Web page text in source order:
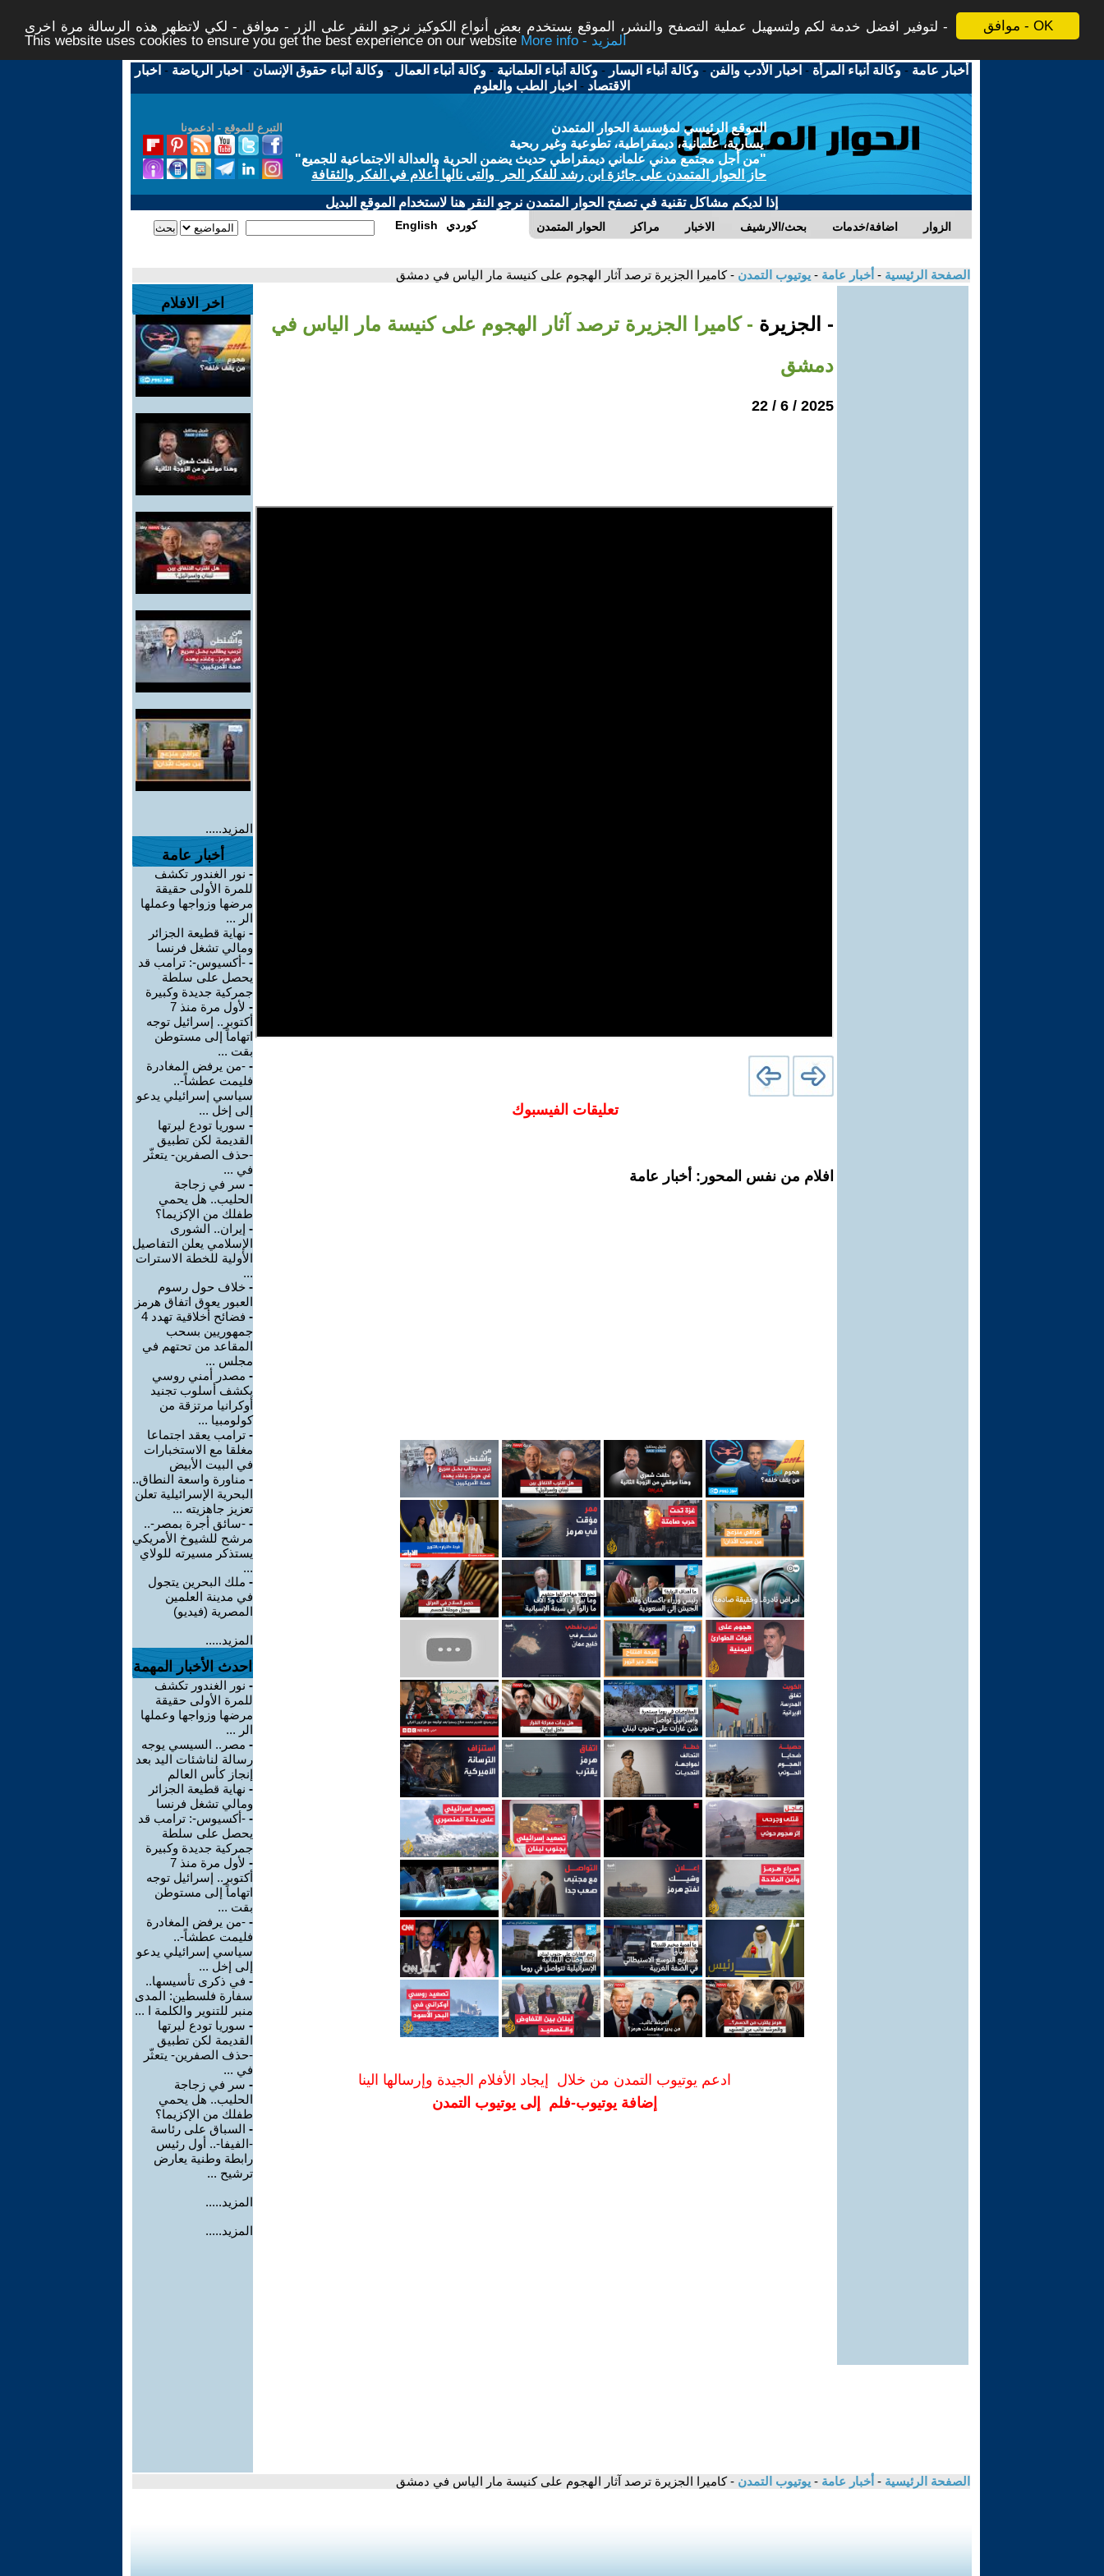
موافق - OK
لتوفير افضل خدمة لكم ولتسهيل عملية التصفح والنشر، الموقع يستخدم بعض أنواع الكوكيز نرجو النقر على الزر - موافق - لكي لاتظهر هذه الرسالة مرة اخرى -
This website uses cookies to ensure you get the best experience on our website
More info - المزيد
أخبار عامة -وكالة أنباء المرأة - اخبار الأدب والفن -وكالة أنباء اليسار -وكالة أنباء العلمانية -وكالة أنباء العمال -وكالة أنباء حقوق الإنسان - اخبار الرياضة - اخبار
الاقتصاد - اخبار الطب والعلوم
التبرع للموقع - ادعمونا
الموقع الرئيسي لمؤسسة الحوار المتمدن
يسارية، علمانية، ديمقراطية، تطوعية وغير ربحية
"من أجل مجتمع مدني علماني ديمقراطي حديث يضمن الحرية والعدالة الاجتماعية للجميع"
حاز الحوار المتمدن على جائزة ابن رشد للفكر الحر والتى نالها أعلام في الفكر والثقافة
إذا لديكم مشاكل تقنية في تصفح الحوار المتمدن نرجو النقر هنا لاستخدام الموقع البديل
الحوار المتمدن مراكز الاخبار بحث/الارشيف اضافة/خدمات الزوار English كوردي
الصفحة الرئيسية - أخبار عامة - يوتيوب التمدن - كاميرا الجزيرة ترصد آثار الهجوم على كنيسة مار الياس في دمشق
- الجزيرة - كاميرا الجزيرة ترصد آثار الهجوم على كنيسة مار الياس في
دمشق
2025 / 6 / 22
تعليقات الفيسبوك
افلام من نفس المحور: أخبار عامة
ادعم يوتيوب التمدن من خلال إيجاد الأفلام الجيدة وإرسالها الينا
إضافة يوتيوب-فلم إلى يوتيوب التمدن
اخر الافلام
المزيد.....
أخبار عامة
- نور الغندور تكشف
للمرة الأولى حقيقة
مرضها وزواجها وعملها
الر ...
- نهاية قطيعة الجزائر
ومالي تشغل فرنسا
- -أكسيوس-: ترامب قد
يحصل على سلطة
جمركية جديدة وكبيرة
-
لأول مرة منذ 7
أكتوبر.. إسرائيل توجه
اتهاماً إلى مستوطن
بقت ...
- -من يرفض المغادرة
فليمت عطشاً-..
سياسي إسرائيلي يدعو
إلى إخل ...
- سوريا تودع ليرتها
القديمة لكن تطبيق
-حذف الصفرين- يتعثّر
في ...
- سر في زجاجة
الحليب.. هل يحمي
طفلك من الإكزيما؟
- إيران.. الشورى
الإسلامي يعلن التفاصيل
الأولية للخطة الاسترات
...
- خلاف حول رسوم
العبور يعوق اتفاق هرمز
-
فضائح أخلاقية تهدد 4
جمهوريين بسحب
المقاعد من تحتهم في
مجلس ...
- مصدر أمني روسي
يكشف أسلوب تجنيد
أوكرانيا مرتزقة من
كولومبيا ...
- ترامب يعقد اجتماعا
مغلقا مع الاستخبارات
في البيت الأبيض
- مناورة واسعة النطاق..
البحرية الإسرائيلية تعلن
تعزيز جاهزيته ...
- -سائق أجرة بمصر-..
مرشح للشيوخ الأمريكي
يستذكر مسيرته للولاي
...
- ملك البحرين يتجول
في مدينة العلمين
المصرية (فيديو)
المزيد.....
احدث الأخبار المهمة
- نور الغندور تكشف
للمرة الأولى حقيقة
مرضها وزواجها وعملها
الر ...
- مصر.. السيسي يوجه
رسالة لناشئات اليد بعد
إنجاز كأس العالم
- نهاية قطيعة الجزائر
ومالي تشغل فرنسا
- -أكسيوس-: ترامب قد
يحصل على سلطة
جمركية جديدة وكبيرة
-
لأول مرة منذ 7
أكتوبر.. إسرائيل توجه
اتهاماً إلى مستوطن
بقت ...
- -من يرفض المغادرة
فليمت عطشاً-..
سياسي إسرائيلي يدعو
إلى إخل ...
- في ذكرى تأسيسها..
سفارة فلسطين: المدى
منبر للتنوير والكلمة ا ...
- سوريا تودع ليرتها
القديمة لكن تطبيق
-حذف الصفرين- يتعثّر
في ...
- سر في زجاجة
الحليب.. هل يحمي
طفلك من الإكزيما؟
- السباق على رئاسة
-الفيفا-.. أول رئيس
رابطة وطنية يعارض
ترشيح ...
المزيد.....
المزيد.....
الصفحة الرئيسية - أخبار عامة - يوتيوب التمدن - كاميرا الجزيرة ترصد آثار الهجوم على كنيسة مار الياس في دمشق